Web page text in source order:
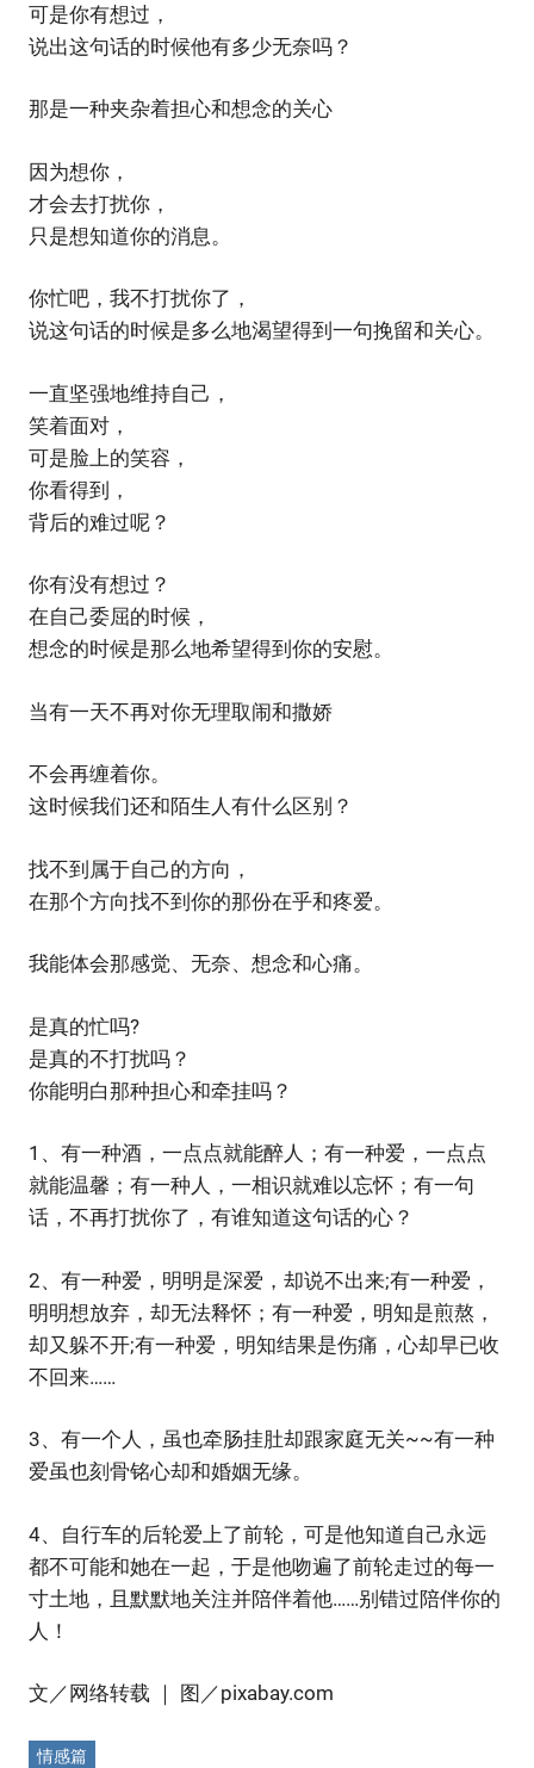
可是你有想过，
说出这句话的时候他有多少无奈吗？
那是一种夹杂着担心和想念的关心
因为想你，
才会去打扰你，
只是想知道你的消息。
你忙吧，我不打扰你了，
说这句话的时候是多么地渴望得到一句挽留和关心。
一直坚强地维持自己，
笑着面对，
可是脸上的笑容，
你看得到，
背后的难过呢？
你有没有想过？
在自己委屈的时候，
想念的时候是那么地希望得到你的安慰。
当有一天不再对你无理取闹和撒娇
不会再缠着你。
这时候我们还和陌生人有什么区别？
找不到属于自己的方向，
在那个方向找不到你的那份在乎和疼爱。
我能体会那感觉、无奈、想念和心痛。
是真的忙吗?
是真的不打扰吗？
你能明白那种担心和牵挂吗？
1、有一种酒，一点点就能醉人；有一种爱，一点点
就能温馨；有一种人，一相识就难以忘怀；有一句
话，不再打扰你了，有谁知道这句话的心？
2、有一种爱，明明是深爱，却说不出来;有一种爱，
明明想放弃，却无法释怀；有一种爱，明知是煎熬，
却又躲不开;有一种爱，明知结果是伤痛，心却早已收
不回来……
3、有一个人，虽也牵肠挂肚却跟家庭无关~~有一种
爱虽也刻骨铭心却和婚姻无缘。
4、自行车的后轮爱上了前轮，可是他知道自己永远
都不可能和她在一起，于是他吻遍了前轮走过的每一
寸土地，且默默地关注并陪伴着他……别错过陪伴你的
人！
文／网络转载 ｜ 图／pixabay.com
情感篇